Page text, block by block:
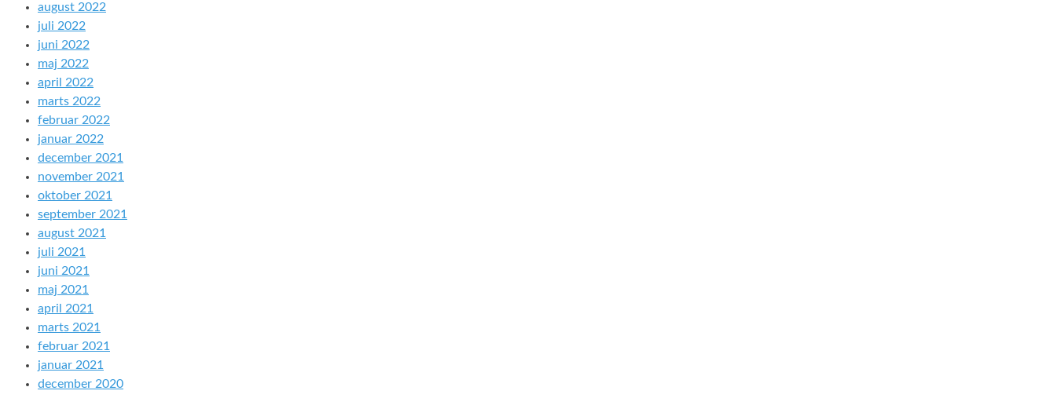
august 2022
juli 2022
juni 2022
maj 2022
april 2022
marts 2022
februar 2022
januar 2022
december 2021
november 2021
oktober 2021
september 2021
august 2021
juli 2021
juni 2021
maj 2021
april 2021
marts 2021
februar 2021
januar 2021
december 2020